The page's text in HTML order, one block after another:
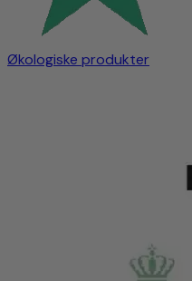
Økologiske produkter